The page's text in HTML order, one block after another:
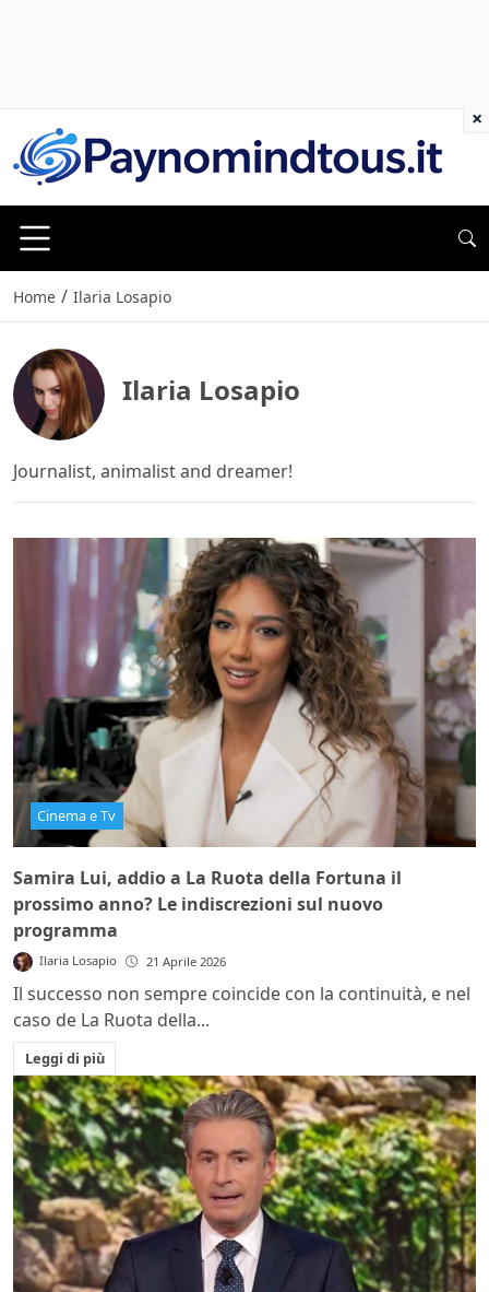
Home / Ilaria Losapio
Ilaria Losapio
Journalist, animalist and dreamer!
Cinema e Tv
Samira Lui, addio a La Ruota della Fortuna il
prossimo anno? Le indiscrezioni sul nuovo
programma
Ilaria Losapio 21 Aprile 2026
Il successo non sempre coincide con la continuità, e nel
caso de La Ruota della...
Leggi di più
×